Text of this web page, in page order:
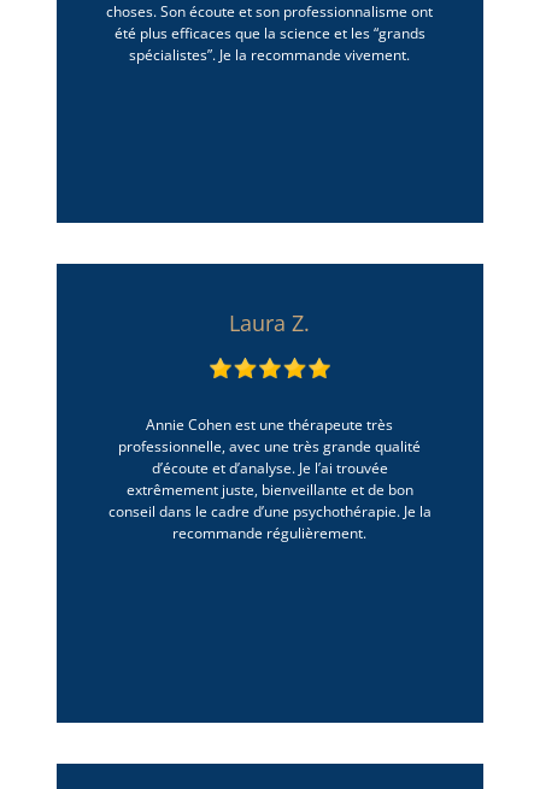
choses. Son écoute et son professionnalisme ont
été plus efficaces que la science et les “grands
spécialistes”. Je la recommande vivement.
Laura Z.
Annie Cohen est une thérapeute très
professionnelle, avec une très grande qualité
d’écoute et d’analyse. Je l’ai trouvée
extrêmement juste, bienveillante et de bon
conseil dans le cadre d’une psychothérapie. Je la
recommande régulièrement.